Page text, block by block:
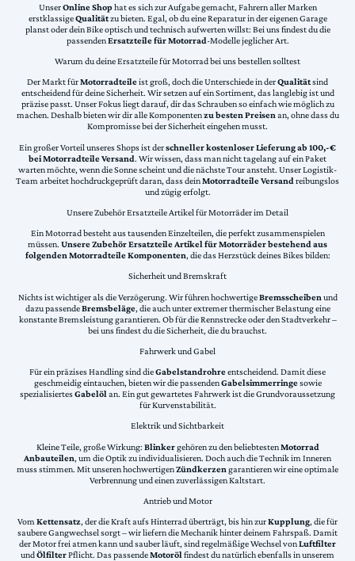
UnserOnline Shophat es sich zur Aufgabe gemacht, Fahrern aller Marken
erstklassigeQualitätzu bieten. Egal, ob du eine Reparatur in der eigenen Garage
planst oder dein Bike optisch und technisch aufwerten willst: Bei uns findest du die
passendenErsatzteile für Motorrad-Modelle jeglicher Art.
Warum du deine Ersatzteile für Motorrad bei uns bestellen solltest
Der Markt fürMotorradteileist groß, doch die Unterschiede in derQualitätsind
entscheidend für deine Sicherheit. Wir setzen auf ein Sortiment, das langlebig ist und
präzise passt. Unser Fokus liegt darauf, dir das Schrauben so einfach wie möglich zu
machen. Deshalb bieten wir dir alle Komponentenzu besten Preisenan, ohne dass du
Kompromisse bei der Sicherheit eingehen musst.
Ein großer Vorteil unseres Shops ist derschneller kostenloser Lieferung ab 100,-€
bei Motorradteile Versand. Wir wissen, dass man nicht tagelang auf ein Paket
warten möchte, wenn die Sonne scheint und die nächste Tour ansteht. Unser Logistik-
Team arbeitet hochdruckgeprüft daran, dass deinMotorradteile Versand reibungslos
und zügig erfolgt.
Unsere Zubehör Ersatzteile Artikel für Motorräder im Detail
Ein Motorrad besteht aus tausenden Einzelteilen, die perfekt zusammenspielen
müssen. Unsere Zubehör Ersatzteile Artikel für Motorräder bestehend aus
folgenden Motorradteile Komponenten, die das Herzstück deines Bikes bilden:
Sicherheit und Bremskraft
Nichts ist wichtiger als die Verzögerung. Wir führen hochwertigeBremsscheiben und
dazu passendeBremsbeläge, die auch unter extremer thermischer Belastung eine
konstante Bremsleistung garantieren. Ob für die Rennstrecke oder den Stadtverkehr –
bei uns findest du die Sicherheit, die du brauchst.
Fahrwerk und Gabel
Für ein präzises Handling sind dieGabelstandrohreentscheidend. Damit diese
geschmeidig eintauchen, bieten wir die passendenGabelsimmerringesowie
spezialisiertesGabelölan. Ein gut gewartetes Fahrwerk ist die Grundvoraussetzung
für Kurvenstabilität.
Elektrik und Sichtbarkeit
Kleine Teile, große Wirkung: Blinkergehören zu den beliebtestenMotorrad
Anbauteilen, um die Optik zu individualisieren. Doch auch die Technik im Inneren
muss stimmen. Mit unseren hochwertigenZündkerzen garantieren wir eine optimale
Verbrennung und einen zuverlässigen Kaltstart.
Antrieb und Motor
VomKettensatz, der die Kraft aufs Hinterrad überträgt, bis hin zurKupplung, die für
saubere Gangwechsel sorgt – wir liefern die Mechanik hinter deinem Fahrspaß. Damit
der Motor frei atmen kann und sauber läuft, sind regelmäßige Wechsel vonLuftfilter
undÖlfilterPflicht. Das passendeMotorölfindest du natürlich ebenfalls in unserem